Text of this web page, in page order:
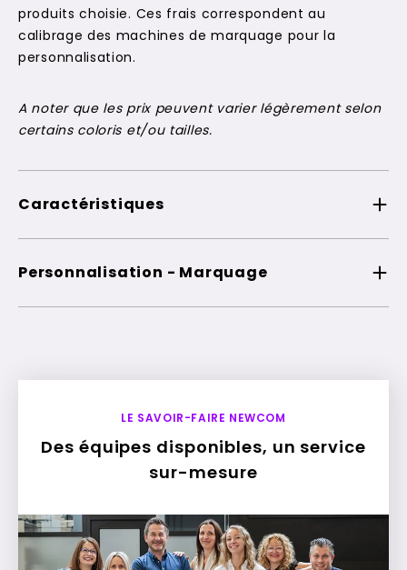
produits choisie. Ces frais correspondent au
calibrage des machines de marquage pour la
personnalisation.
A noter que les prix peuvent varier légèrement selon
certains coloris et/ou tailles.
Caractéristiques
Personnalisation - Marquage
LE SAVOIR-FAIRE NEWCOM
Des équipes disponibles, un service
sur-mesure